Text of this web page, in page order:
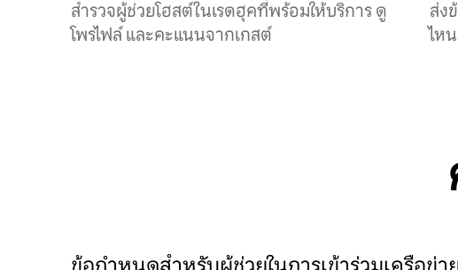
สำรวจผู้ช่วยโฮสต์ในเรดฮุคที่พร้อมให้บริการ ดู
โพรไฟล์ และคะแนนจากเกสต์
ส่ง
ไห